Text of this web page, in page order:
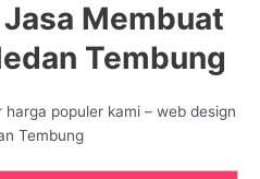
Membuat
Tembung
populer kami – web design
Tembung